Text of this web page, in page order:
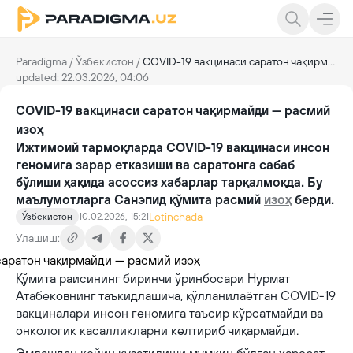
Paradigma /Ўзбекистон /COVID-19 вакцинаси саратон чақирмайди — расмий изоҳ
updated: 22.03.2026, 04:06
COVID-19 вакцинаси саратон чақирмайди — расмий
изоҳ
Ижтимоий тармоқларда COVID-19 вакцинаси инсон
геномига зарар етказиши ва саратонга сабаб
бўлиши ҳақида асоссиз хабарлар тарқалмоқда. Бу
маълумотларга Санэпид қўмита расмий изоҳберди.
Ўзбекистон 10.02.2026, 15:21 Lotinchada
Улашиш:
Қўмита раисининг биринчи ўринбосари Нурмат
Атабековнинг таъкидлашича, қўлланилаётган COVID-19
вакциналари инсон геномига таъсир кўрсатмайди ва
онкологик касалликларни келтириб чиқармайди.